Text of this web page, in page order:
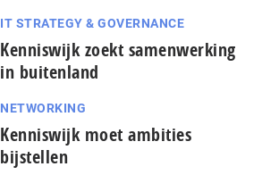
IT STRATEGY & GOVERNANCE
Kenniswijk zoekt samenwerking
in buitenland
NETWORKING
Kenniswijk moet ambities
bijstellen